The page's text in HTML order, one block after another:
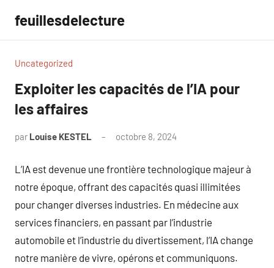
contenu
feuillesdelecture
Uncategorized
Exploiter les capacités de l’IA pour
les affaires
par Louise KESTEL octobre 8, 2024
L’IA est devenue une frontière technologique majeur à
notre époque, offrant des capacités quasi illimitées
pour changer diverses industries. En médecine aux
services financiers, en passant par l’industrie
automobile et l’industrie du divertissement, l’IA change
notre manière de vivre, opérons et communiquons.